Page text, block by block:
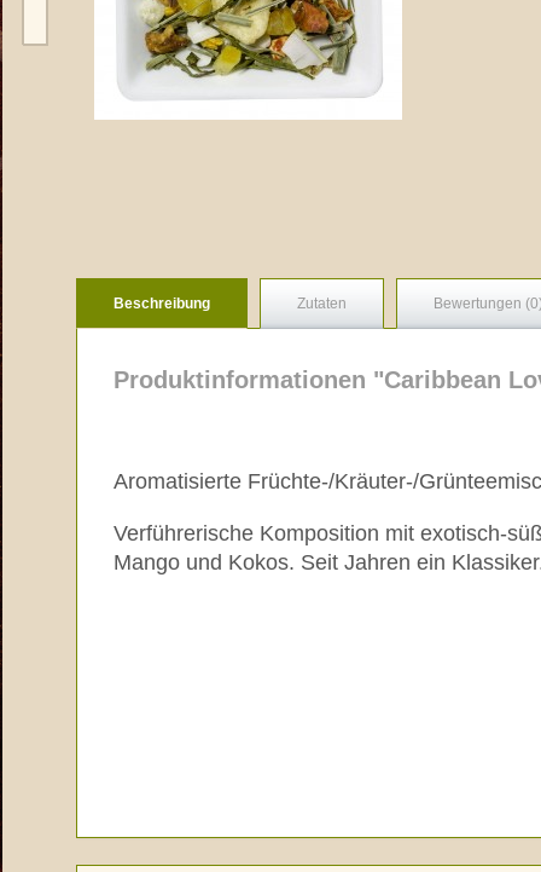
Beschreibung Zutaten Bewertungen
Produktinformationen "Caribbean
Aromatisierte Früchte-/Kräuter-/
Verführerische Komposition mit exotisch-
Mango und Kokos. Seit Jahren ein